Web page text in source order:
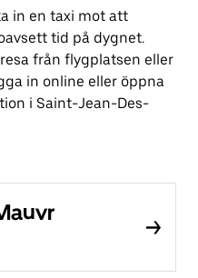
in en taxi mot att
tid på dygnet.
från flygplatsen eller
in online eller öppna
i Saint-Jean-Des-